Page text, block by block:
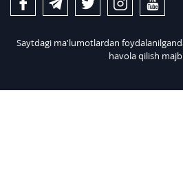
Saytdagi ma'lumotlardan
havola qilish